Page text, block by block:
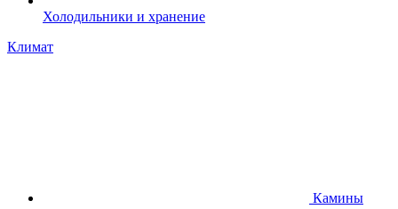
Холодильники и хранение
Климат
Камины